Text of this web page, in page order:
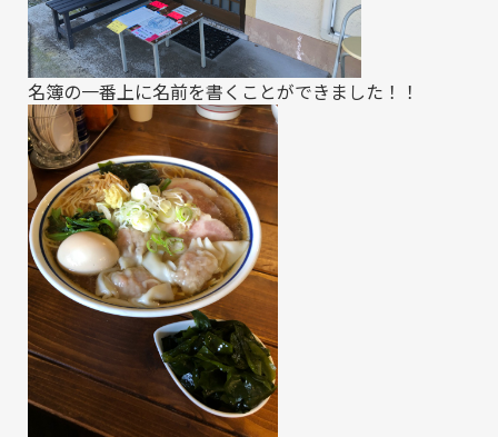
名簿の一番上に名前を書くことができました！！